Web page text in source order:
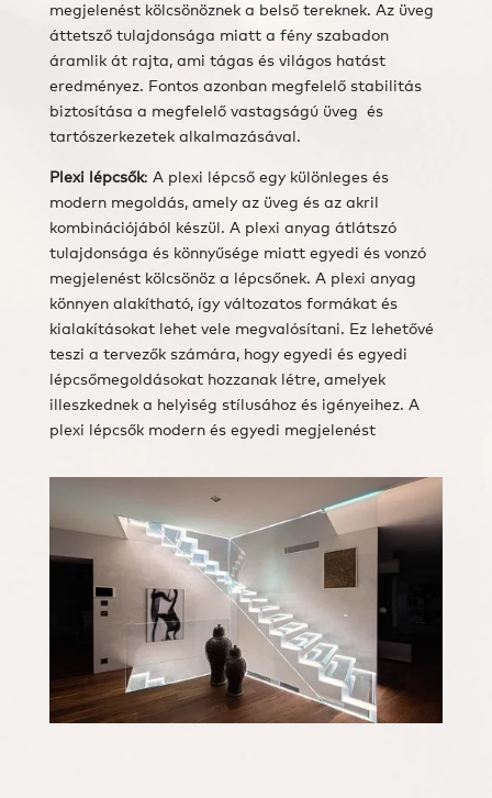
megjelenést kölcsönöznek a belső tereknek. Az üveg
áttetsző tulajdonsága miatt a fény szabadon
áramlik át rajta, ami tágas és világos hatást
eredményez. Fontos azonban megfelelő stabilitás
biztosítása a megfelelő vastagságú üveg és
tartószerkezetek alkalmazásával.
Plexi lépcsők: A plexi lépcső egy különleges és
modern megoldás, amely az üveg és az akril
kombinációjából készül. A plexi anyag átlátszó
tulajdonsága és könnyűsége miatt egyedi és vonzó
megjelenést kölcsönöz a lépcsőnek. A plexi anyag
könnyen alakítható, így változatos formákat és
kialakításokat lehet vele megvalósítani. Ez lehetővé
teszi a tervezők számára, hogy egyedi és egyedi
lépcsőmegoldásokat hozzanak létre, amelyek
illeszkednek a helyiség stílusához és igényeihez. A
plexi lépcsők modern és egyedi megjelenést